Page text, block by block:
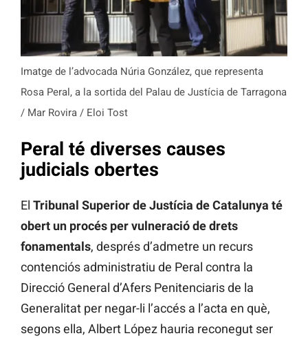
Imatge de l’advocada Núria González, que representa
Rosa Peral, a la sortida del Palau de Justícia de Tarragona
/ Mar Rovira / Eloi Tost
Peral té diverses causes
judicials obertes
El Tribunal Superior de Justícia de Catalunya té
obert un procés per vulneració de drets
fonamentals, després d’admetre un recurs
contenciós administratiu de Peral contra la
Direcció General d’Afers Penitenciaris de la
Generalitat per negar-li l’accés a l’acta en què,
segons ella, Albert López hauria reconegut ser